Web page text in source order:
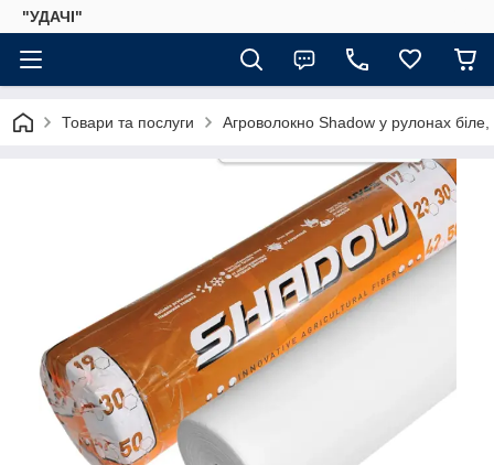
"УДАЧІ"
Товари та послуги Агроволокно Shadow у рулонах